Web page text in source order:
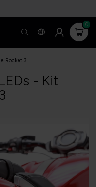
0
Rocket 3
- Kit